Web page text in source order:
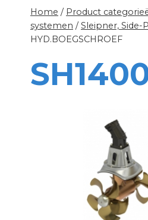
Home / Product
systemen / Sleipner, Side-
HYD.BOEGSCHROEF